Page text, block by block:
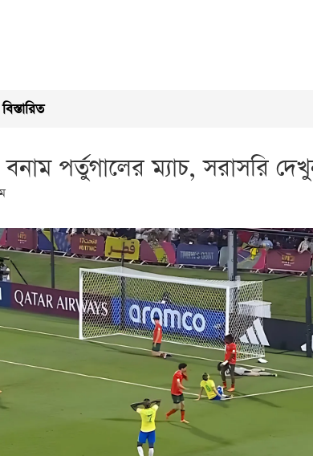
বিস্তারিত
পর্তুগালের ম্যাচ, সরাসরি